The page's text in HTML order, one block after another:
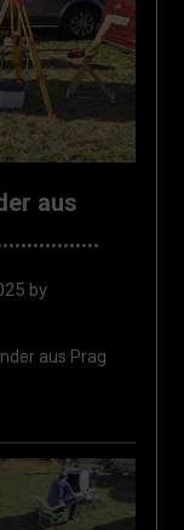
aus
by
aus Prag